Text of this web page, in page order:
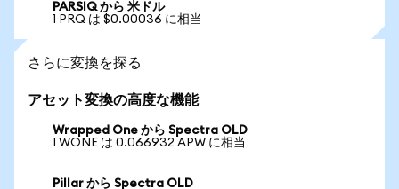
PARSIQ から 米ドル
1 PRQ は $0.00036 に相当
さらに変換を探る
アセット変換の高度な機能
Wrapped One から Spectra OLD
1 WONE は 0.066932 APW に相当
Pillar から Spectra OLD